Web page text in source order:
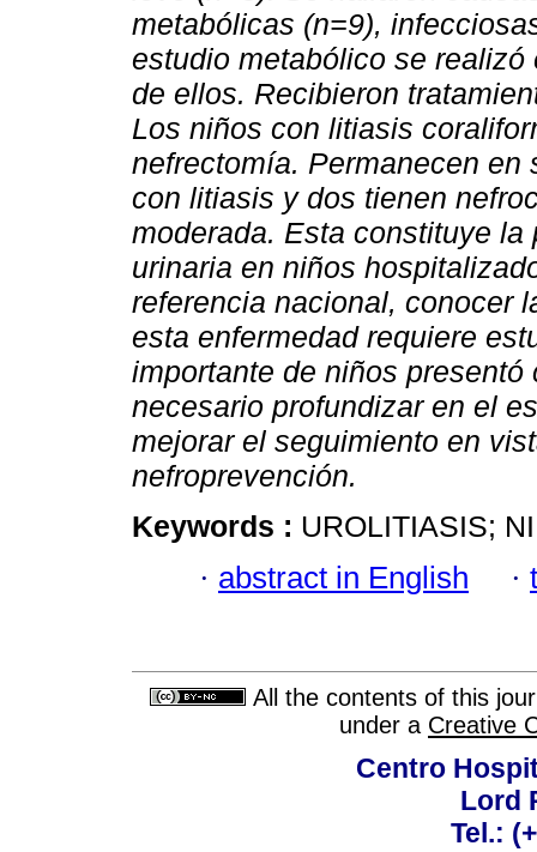
metabólicas (n=9),
estudio metabólico se
de ellos. Recibieron
Los niños con litiasis
nefrectomía. Permanecen
con litiasis y dos tienen
moderada. Esta constituye
urinaria en niños
referencia nacional, conocer
esta enfermedad requiere
importante de niños
necesario profundizar en el
mejorar el seguimiento en
nefroprevención.
Keywords : UROLITIASIS;
· abstract in English ·
All the contents of this
under a Creative
Centro
Lord
Tel.: